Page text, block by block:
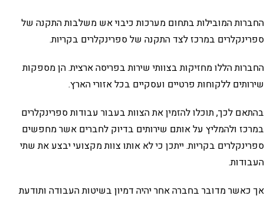
החברות המובילות בתחום מערכות כיבוי אש משלבות התקנה של
ספרינקלרים במרכז לצד התקנה של ספרינקלרים בקריות.
החברות הללו מחזיקות בצוותי שירות בפריסה ארצית. הן מספקות
שירותים ללקוחות פרטיים ועסקיים בכל אזורי הארץ.
בהתאם לכך, תוכלו להזמין את הצוות בעבור עבודות ספרינקלרים
במרכז ולהמליץ על אותם שירותים בדיוק לחברים אשר מחפשים
ספרינקלרים בקריות. ייתכן כי לא אותו צוות מקצועי יבצע את שתי
העבודות.
אך כאשר מדובר בחברה אחר יהיה דמיון בשיטות העבודה ותודעת